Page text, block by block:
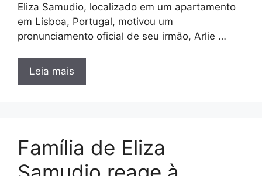
Eliza Samudio, localizado em um apartamento
em Lisboa, Portugal, motivou um
pronunciamento oficial de seu irmão, Arlie …
Leia mais
Família de Eliza